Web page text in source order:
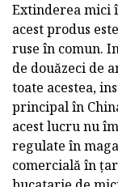
Extinderea mici
acest produs
ruse în comun.
de douăzeci de
toate acestea,
principal în
acest lucru nu
regulate în
comercială în